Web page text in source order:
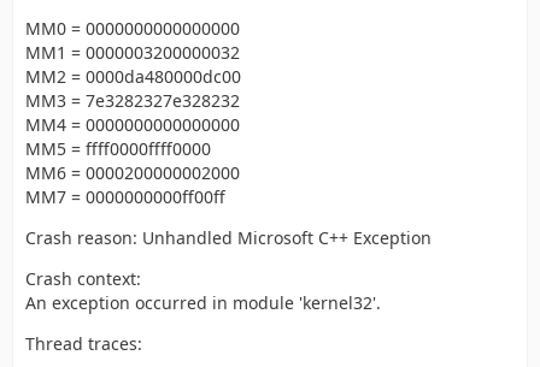
MM0 = 0000000000000000
MM1 = 0000003200000032
MM2 = 0000da480000dc00
MM3 = 7e3282327e328232
MM4 = 0000000000000000
MM5 = ffff0000ffff0000
MM6 = 0000200000002000
MM7 = 0000000000ff00ff
Crash reason: Unhandled Microsoft C++ Exception
Crash context:
An exception occurred in module 'kernel32'.
Thread traces: